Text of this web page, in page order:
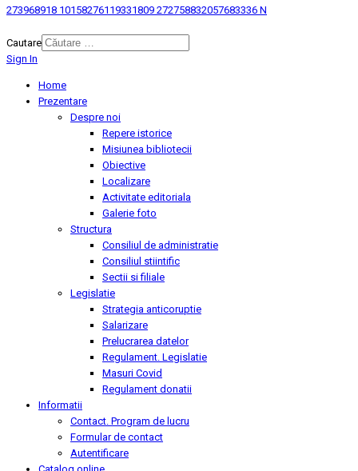
273968918 10158276119331809 272758832057683336 N
Cautare
Sign In
Home
Prezentare
Despre noi
Repere istorice
Misiunea bibliotecii
Obiective
Localizare
Activitate editoriala
Galerie foto
Structura
Consiliul de administratie
Consiliul stiintific
Sectii si filiale
Legislatie
Strategia anticoruptie
Salarizare
Prelucrarea datelor
Regulament. Legislatie
Masuri Covid
Regulament donatii
Informatii
Contact. Program de lucru
Formular de contact
Autentificare